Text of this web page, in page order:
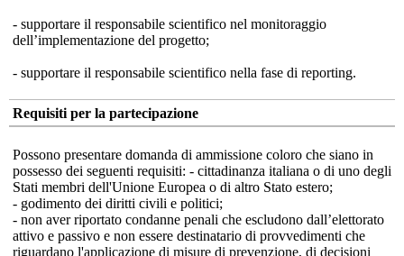
- supportare il responsabile scientifico nel monitoraggio
dell’implementazione del progetto;
- supportare il responsabile scientifico nella fase di reporting.
Requisiti per la partecipazione
Possono presentare domanda di ammissione coloro che siano in
possesso dei seguenti requisiti: - cittadinanza italiana o di uno degli
Stati membri dell'Unione Europea o di altro Stato estero;
- godimento dei diritti civili e politici;
- non aver riportato condanne penali che escludono dall’elettorato
attivo e passivo e non essere destinatario di provvedimenti che
riguardano l'applicazione di misure di prevenzione, di decisioni